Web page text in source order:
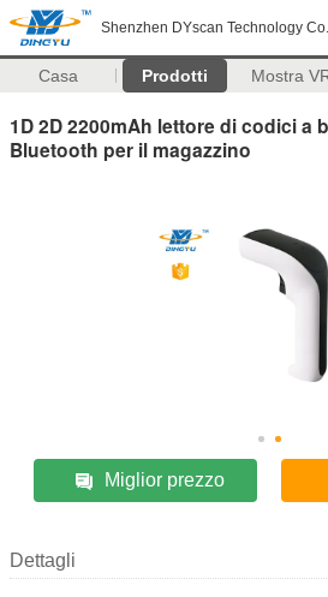
Shenzhen DYscan Technology
Casa Prodotti Mostra
1D 2D 2200mAh lettore di codici a
Bluetooth per il magazzino
Miglior prezzo
Dettagli